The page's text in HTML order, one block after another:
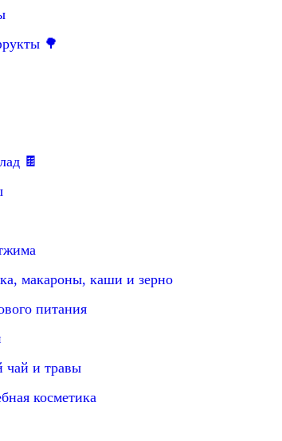
🌳
🍫
макароны, каши и зерно
питания
чай и травы
косметика